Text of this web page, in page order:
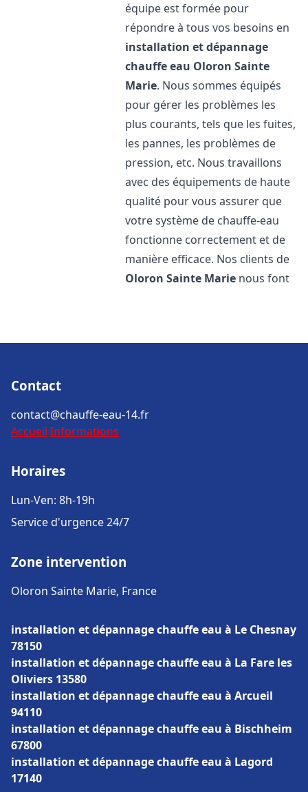
équipe est formée pour
répondre à tous vos besoins en
installation et dépannage
chauffe eau Oloron Sainte
Marie. Nous sommes équipés
pour gérer les problèmes les
plus courants, tels que les fuites,
les pannes, les problèmes de
pression, etc. Nous travaillons
avec des équipements de haute
qualité pour vous assurer que
votre système de chauffe-eau
fonctionne correctement et de
manière efficace. Nos clients de
Oloron Sainte Marie nous font
Contact
contact@chauffe-eau-14.fr
Accueil Informations
Horaires
Lun-Ven: 8h-19h
Service d'urgence 24/7
Zone intervention
Oloron Sainte Marie, France
installation et dépannage chauffe eau à Le Chesnay
78150
installation et dépannage chauffe eau à La Fare les
Oliviers 13580
installation et dépannage chauffe eau à Arcueil
94110
installation et dépannage chauffe eau à Bischheim
67800
installation et dépannage chauffe eau à Lagord
17140